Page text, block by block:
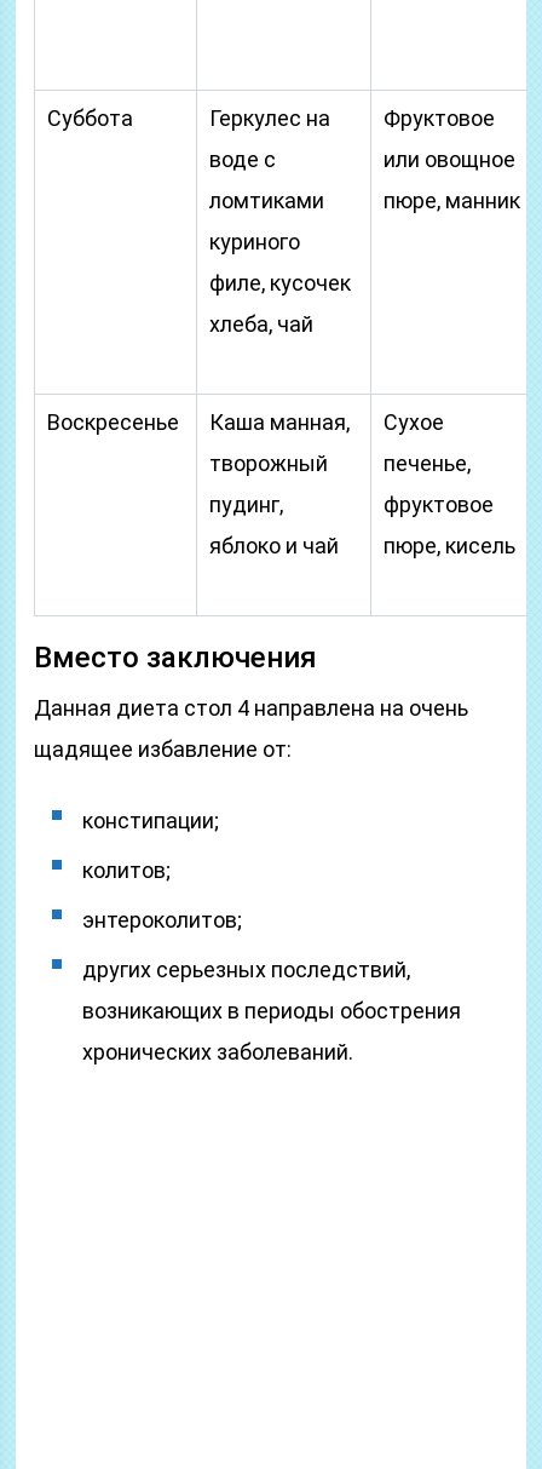
Суббота
Геркулес на
воде с
ломтиками
куриного
филе, кусочек
хлеба, чай
Фруктовое
или овощное
пюре, манник
Воскресенье
Каша манная,
творожный
пудинг,
яблоко и чай
Сухое
печенье,
фруктовое
пюре, кисель
Вместо заключения
Данная диета стол 4 направлена на очень
щадящее избавление от:
констипации;
колитов;
энтероколитов;
других серьезных последствий,
возникающих в периоды обострения
хронических заболеваний.